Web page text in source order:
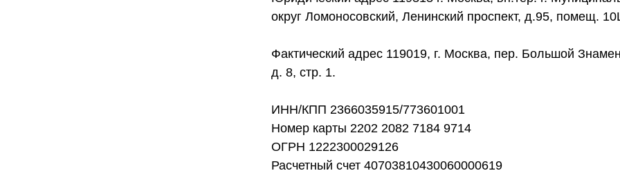
округ Ломоносовский, Ленинский проспект, д.95, помещ.
Фактический адрес 119019, г. Москва, пер. Большой
д. 8, стр. 1.
ИНН/КПП 2366035915/773601001
Номер карты 2202 2082 7184 9714
ОГРН 1222300029126
Расчетный счет 40703810430060000619